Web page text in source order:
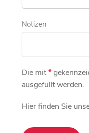
Notizen
Die mit*
ausgefüllt werden.
Hier finden Sie